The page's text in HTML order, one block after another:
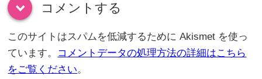
down コメントする
このサイトはスパムを低減するために Akismet を使っ
ています。 コメントデータの処理方法の詳細はこちら
をご覧ください。